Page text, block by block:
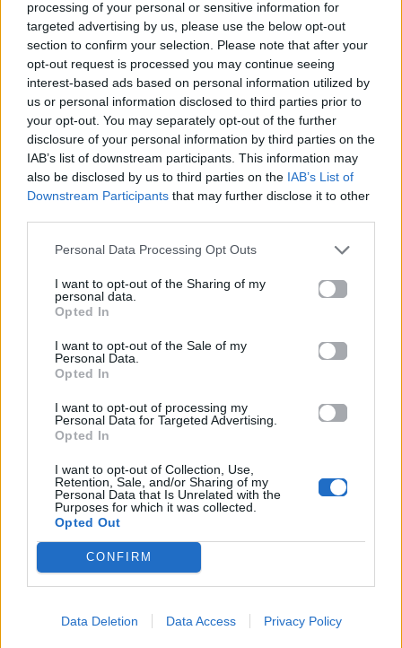
processing of your personal or sensitive information for
targeted advertising by us, please use the below opt-out
section to confirm your selection. Please note that after your
opt-out request is processed you may continue seeing
interest-based ads based on personal information utilized by
us or personal information disclosed to third parties prior to
your opt-out. You may separately opt-out of the further
disclosure of your personal information by third parties on the
IAB’s list of downstream participants. This information may
also be disclosed by us to third parties on the IAB’s List of
Downstream Participants that may further disclose it to other
Personal Data Processing Opt Outs
I want to opt-out of the Sharing of my
personal data.
Opted In
I want to opt-out of the Sale of my
Personal Data.
Opted In
I want to opt-out of processing my
Personal Data for Targeted Advertising.
Opted In
I want to opt-out of Collection, Use,
Retention, Sale, and/or Sharing of my
Personal Data that Is Unrelated with the
Purposes for which it was collected.
Opted Out
CONFIRM
Data Deletion Data Access Privacy Policy
Η επίσημη αφίσα της ταινίας Gladiator με
πρωταγωνιστή τον Russell Crowe.
Η τοποθέτηση του Crowe αναζωπυρώνει τη
συζήτηση για το αν οι σύγχρονες παραγωγές του
Χόλιγουντ χάνουν το νόημα της αφήγησης μπροστά
στην επιθυμία για εντυπωσιασμό, επιβεβαιώνοντας
πως, μερικές φορές, η αυτοσυγκράτηση ενός ήρωα
είναι πιο δυνατή από κάθε σκηνή μάχης.
Κεντρική Εικόνα: ΑΠΕ-ΜΠΕ
Θέλεις να ζήσεις σαν την Emily Cooper; Το